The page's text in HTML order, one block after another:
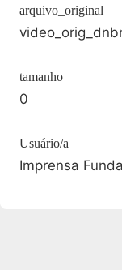
arquivo_original
tamanho
0
Usuário/a
Imprensa